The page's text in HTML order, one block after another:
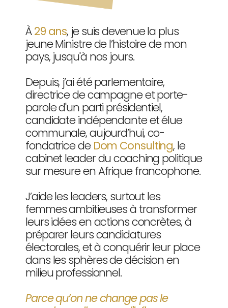
À29 ans, je suis devenue la plus
jeune Ministre de l’histoire de mon
pays, jusqu'à nos jours.
Depuis, j’ai été parlementaire,
directrice de campagne et porte-
parole d'un parti présidentiel,
candidate indépendante et élue
communale, aujourd’hui, co-
fondatrice de Dom Consulting, le
cabinet leader du coaching politique
sur mesure en Afrique francophone.
J’aide les leaders, surtout les
femmes ambitieuses à transformer
leurs idées en actions concrètes, à
préparer leurs candidatures
électorales, et à conquérir leur place
dans les sphères de décision en
milieu professionnel.
Parce qu’on ne change pas le